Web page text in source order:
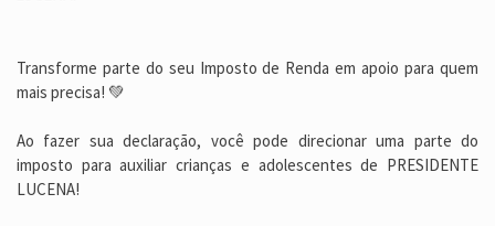
Transforme parte do seu Imposto de Renda em apoio para quem
mais precisa! 💚
Ao fazer sua declaração, você pode direcionar uma parte do
imposto para auxiliar crianças e adolescentes de PRESIDENTE
LUCENA!